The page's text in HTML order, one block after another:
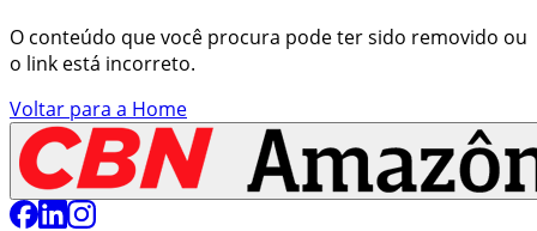
O conteúdo que você procura pode ter sido removido ou
o link está incorreto.
Voltar para a Home